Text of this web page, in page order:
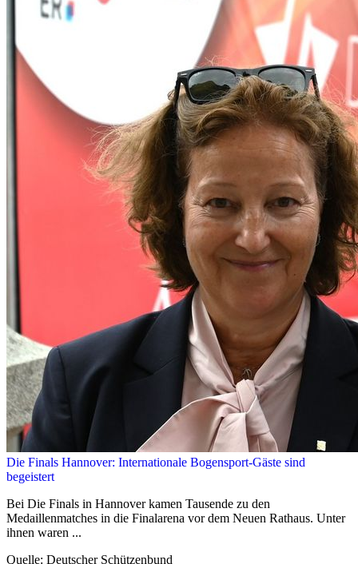
Die Finals Hannover: Internationale Bogensport-Gäste sind
begeistert
Bei Die Finals in Hannover kamen Tausende zu den
Medaillenmatches in die Finalarena vor dem Neuen Rathaus. Unter
ihnen waren ...
Quelle: Deutscher Schützenbund